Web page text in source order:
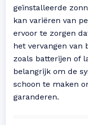
geïnstalleerde
kan variëren van
ervoor te zorgen
het vervangen van
zoals batterijen of
belangrijk om de
schoon te maken
garanderen.